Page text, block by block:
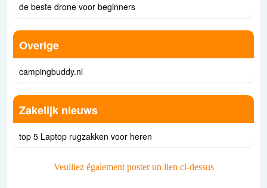
de beste drone voor beginners
Overige
campingbuddy.nl
Zakelijk nieuws
top 5 Laptop rugzakken voor heren
Veuillez également poster un lien ci-dessus